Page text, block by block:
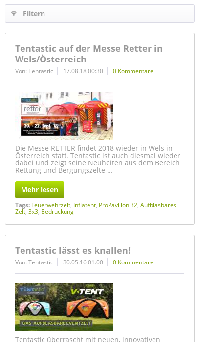
Filtern
Tentastic auf der Messe Retter in
Wels/Österreich
Von: Tentastic 17.08.18 00:30 0 Kommentare
Die Messe RETTER findet 2018 wieder in Wels in
Österreich statt. Tentastic ist auch diesmal wieder
dabei und zeigt seine Neuheiten aus dem Bereich
Rettung und Bergungszelte ...
Mehr lesen
Tags: Feuerwehrzelt, Inflatent, ProPavillon 32, Aufblasbares
Zelt, 3x3, Bedruckung
Tentastic lässt es knallen!
Von: Tentastic 30.05.16 01:00 0 Kommentare
Tentastic überrascht mit neuen, innovativen